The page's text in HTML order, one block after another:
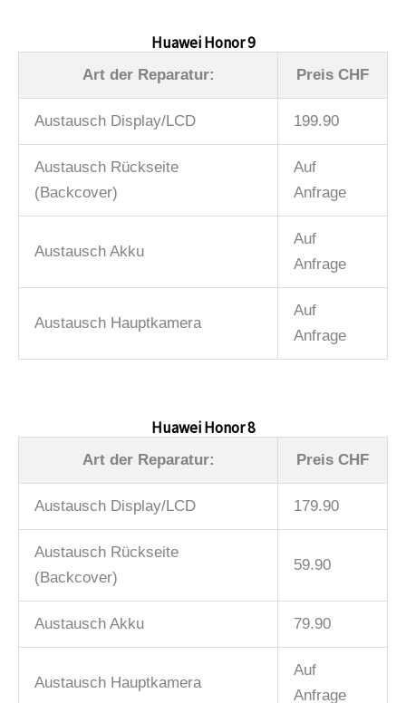
Huawei Honor 9
Art der Reparatur: Preis CHF
Austausch Display/LCD 199.90
Austausch Rückseite
(Backcover)
Auf
Anfrage
Austausch Akku
Auf
Anfrage
Austausch Hauptkamera
Auf
Anfrage
Huawei Honor 8
Art der Reparatur: Preis CHF
Austausch Display/LCD 179.90
Austausch Rückseite
(Backcover)
59.90
Austausch Akku 79.90
Austausch Hauptkamera
Auf
Anfrage